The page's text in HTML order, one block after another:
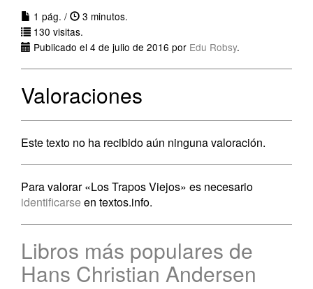
1 pág. /
3 minutos.
130 visitas.
Publicado el 4 de julio de 2016 por Edu Robsy.
Valoraciones
Este texto no ha recibido aún ninguna valoración.
Para valorar «Los Trapos Viejos» es necesario
identificarse en textos.info.
Libros más populares de
Hans Christian Andersen